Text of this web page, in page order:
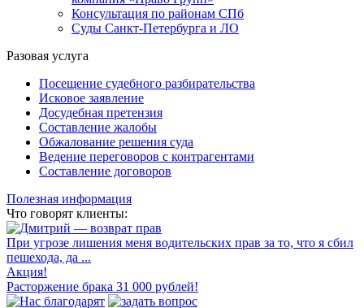
Консультация по районам СПб
Суды Санкт-Петербурга и ЛО
Разовая услуга
Посещение судебного разбирательства
Исковое заявление
Досудебная претензия
Составление жалобы
Обжалование решения суда
Ведение переговоров с контрагентами
Составление договоров
Полезная информация
Что говорят клиенты:
При угрозе лишения меня водительских прав за то, что я сбил
пешехода, да ...
Акция!
Расторжение брака 31 000 рублей!